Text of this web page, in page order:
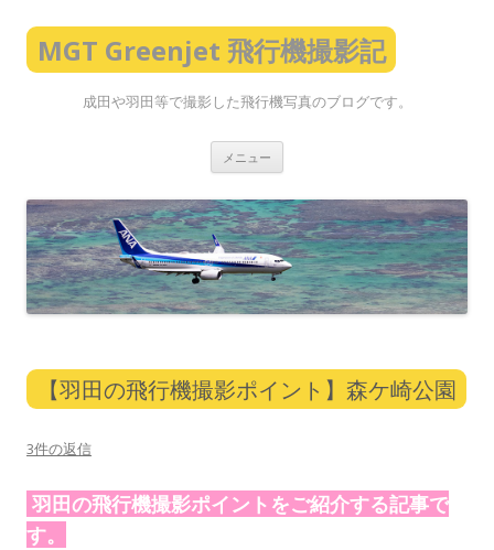
MGT Greenjet 飛行機撮影記
成田や羽田等で撮影した飛行機写真のブログです。
メニュー
ン
ツ
へ
ス
キ
ッ
プ
【羽田の飛行機撮影ポイント】森ケ崎公園
3件の返信
羽田の飛行機撮影ポイントをご紹介する記事で
す。